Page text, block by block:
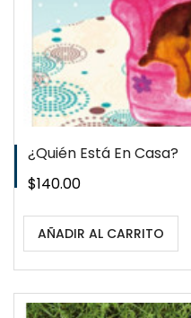
¿Quién Está En Casa?
Precio
$140.00
AÑADIR AL CARRITO